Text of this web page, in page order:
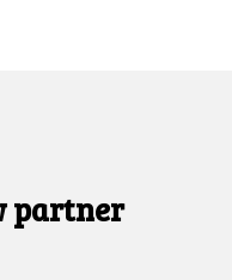
partner